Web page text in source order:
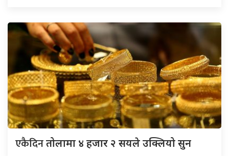
एकैदिनतोलामा ४ हजार २ सयले उक्लियो सुन